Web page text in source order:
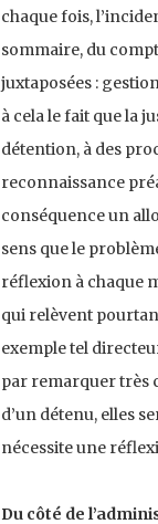
chaque fois,
sommaire, du
juxtaposées :
à cela le fait que la
détention, à des
reconnaissance
conséquence un
sens que le
réflexion à chaque
qui relèvent
exemple tel
par remarquer très
d’un détenu, elles
nécessite une
Du côté de